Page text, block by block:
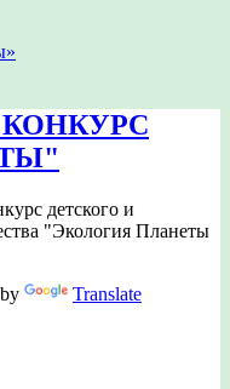
детского и
"Экология Планеты
Translate